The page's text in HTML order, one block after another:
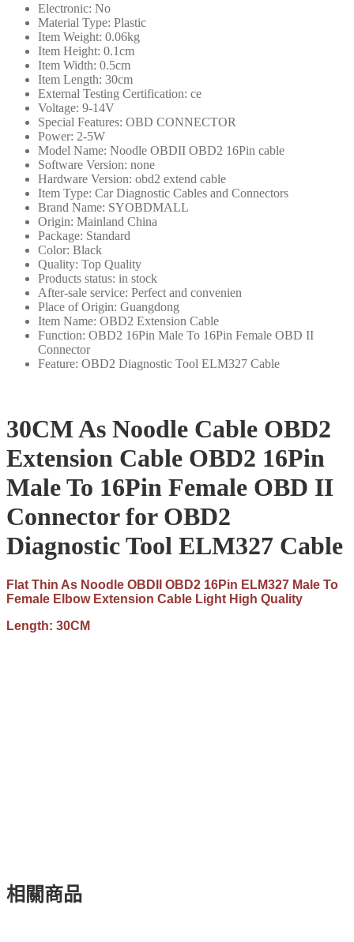
16Pin
OBD
器，
OBD2
ELM327
Electronic: No
Material Type: Plastic
Item Weight: 0.06kg
Item Height: 0.1cm
Item Width: 0.5cm
Item Length: 30cm
External Testing Certification: ce
Voltage: 9-14V
Special Features: OBD CONNECTOR
Power: 2-5W
Model Name: Noodle OBDII OBD2 16Pin cable
Software Version: none
Hardware Version: obd2 extend cable
Item Type: Car Diagnostic Cables and Connectors
Brand Name: SYOBDMALL
Origin: Mainland China
Package: Standard
Color: Black
Quality: Top Quality
Products status: in stock
After-sale service: Perfect and convenien
Place of Origin: Guangdong
Item Name: OBD2 Extension Cable
Function: OBD2 16Pin Male To 16Pin Female OBD II
Connector
Feature: OBD2 Diagnostic Tool ELM327 Cable
30CM As Noodle Cable OBD2
Extension Cable OBD2 16Pin
Male To 16Pin Female OBD II
Connector for OBD2
Diagnostic Tool ELM327 Cable
Flat Thin As Noodle OBDII OBD2 16Pin ELM327 Male To
Female Elbow Extension Cable Light High Quality
Length: 30CM
相關商品